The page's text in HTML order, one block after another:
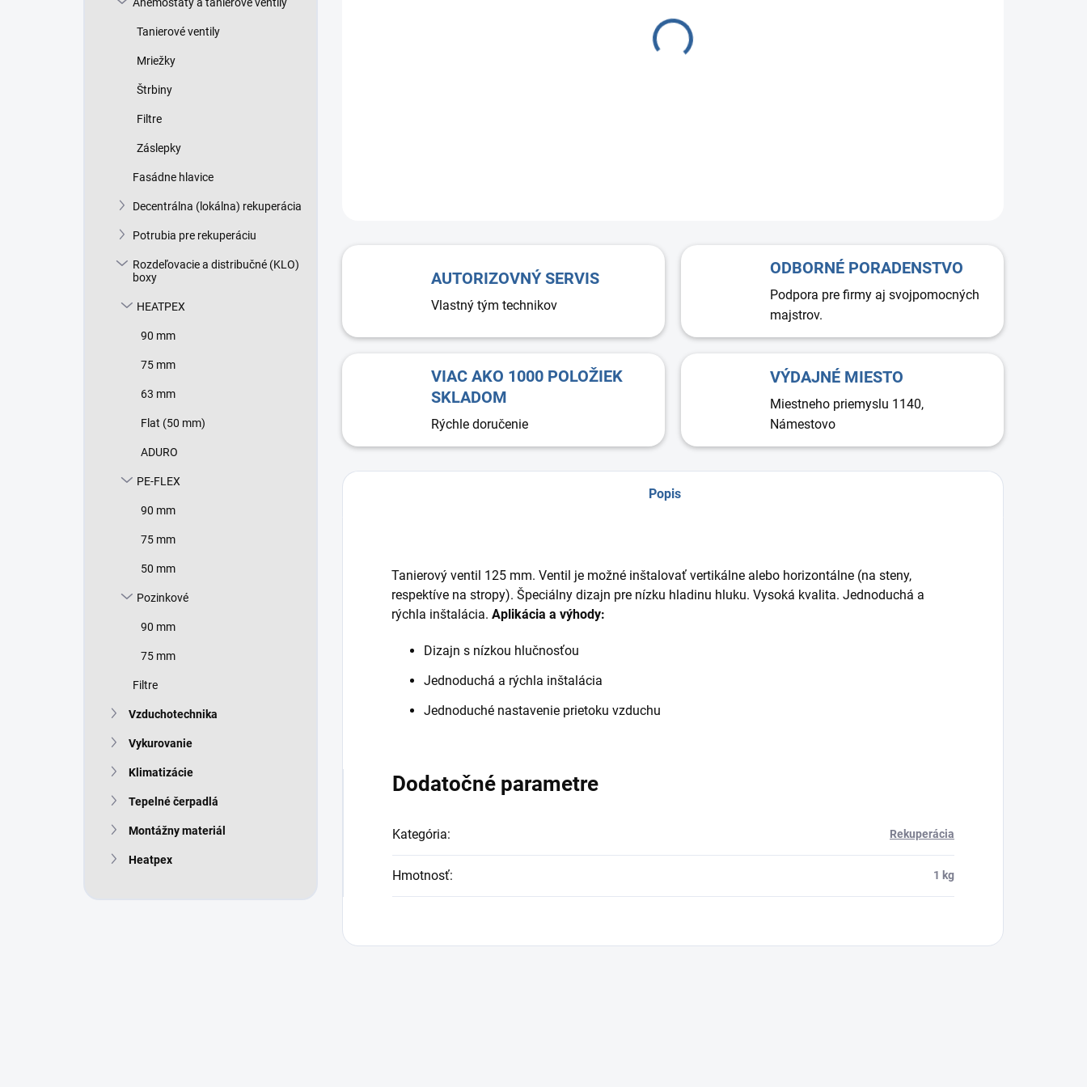
Tanierové ventily
Mriežky
Štrbiny
Filtre
Záslepky
Fasádne hlavice
Decentrálna (lokálna) rekuperácia
Potrubia pre rekuperáciu
Rozdeľovacie a distribučné (KLO)
boxy
HEATPEX
90 mm
75 mm
63 mm
Flat (50 mm)
ADURO
PE-FLEX
90 mm
75 mm
50 mm
Pozinkové
90 mm
75 mm
Filtre
Vzduchotechnika
Vykurovanie
Klimatizácie
Tepelné čerpadlá
Montážny materiál
Heatpex
Tanierový ventil 125 mm. Ventil je možné inštalovať vertikálne
AUTORIZOVNÝ SERVIS
Vlastný tým technikov
ODBORNÉ PORADENSTVO
Podpora pre firmy aj svojpomocných
majstrov.
VIAC AKO 1000 POLOŽIEK
SKLADOM
Rýchle doručenie
VÝDAJNÉ MIESTO
Miestneho priemyslu 1140,
Námestovo
Popis
Tanierový ventil 125 mm. Ventil je možné inštalovať vertikálne alebo horizontálne (na steny,
respektíve na stropy). Špeciálny dizajn pre nízku hladinu hluku. Vysoká kvalita. Jednoduchá a
rýchla inštalácia. Aplikácia a výhody:
Dizajn s nízkou hlučnosťou
Jednoduchá a rýchla inštalácia
Jednoduché nastavenie prietoku vzduchu
Dodatočné parametre
Kategória: Rekuperácia
Hmotnosť: 1 kg